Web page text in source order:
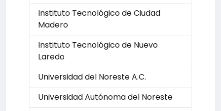
Instituto Tecnológico de Ciudad
Madero
Instituto Tecnológico de Nuevo
Laredo
Universidad del Noreste A.C.
Universidad Autónoma del Noreste